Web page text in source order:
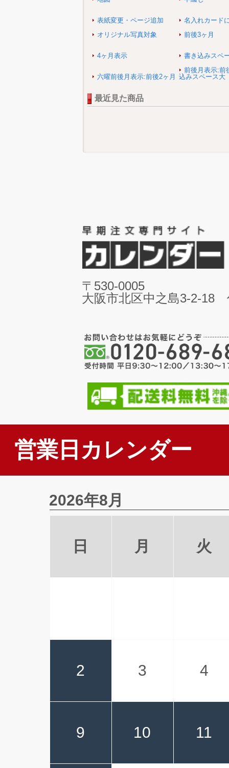
表紙変更・ページ追加
名入れカード
オリジナル写真対象
前後3ヶ月
4ヶ月表示 書き込みスペ
六曜前後月表示:前後2ヶ月
前後月表示:前
込みスペース大
最近見た商品
〒530-0005
大阪市北区中之島3-2-18
営業日カレンダー
2026年8月
日 月 火
2 3 4
9 10 11